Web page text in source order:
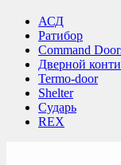
АСД
Ратибор
Command
Дверной
Termo-door
Shelter
Сударь
REX